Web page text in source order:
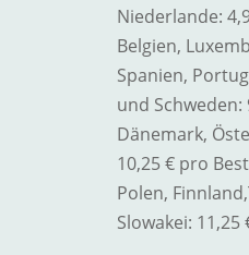
Niederlande:
Belgien,
Spanien,
und
Dänemark,
10,25 € pro
Polen, Finnland,
Slowakei: